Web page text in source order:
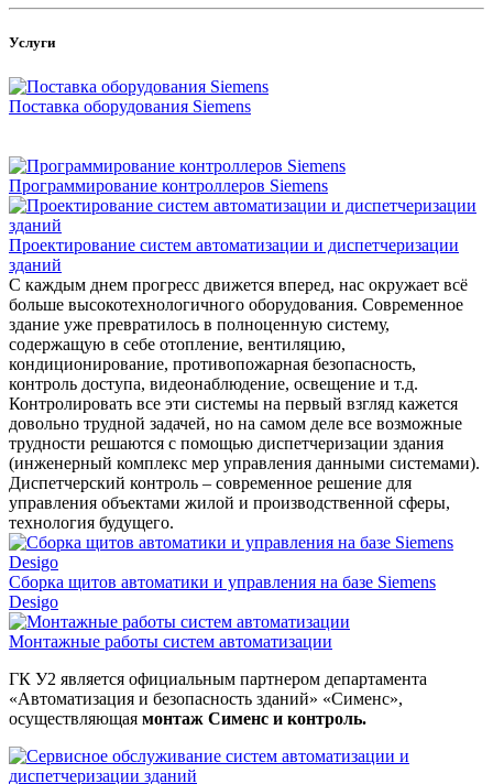
Услуги
Поставка оборудования Siemens
Программирование контроллеров Siemens
Проектирование систем автоматизации и диспетчеризации
зданий
С каждым днем прогресс движется вперед, нас окружает всё
больше высокотехнологичного оборудования. Современное
здание уже превратилось в полноценную систему,
содержащую в себе отопление, вентиляцию,
кондиционирование, противопожарная безопасность,
контроль доступа, видеонаблюдение, освещение и т.д.
Контролировать все эти системы на первый взгляд кажется
довольно трудной задачей, но на самом деле все возможные
трудности решаются с помощью диспетчеризации здания
(инженерный комплекс мер управления данными системами).
Диспетчерский контроль – современное решение для
управления объектами жилой и производственной сферы,
технология будущего.
Сборка щитов автоматики и управления на базе Siemens
Desigo
Монтажные работы систем автоматизации
ГК У2 является официальным партнером департамента
«Автоматизация и безопасность зданий» «Сименс»,
осуществляющая монтаж Сименс и контроль.